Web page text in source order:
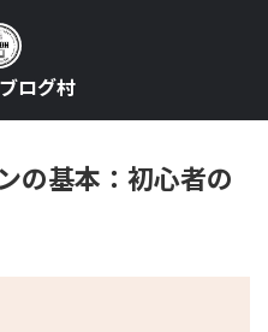
ログ村
の基本：初心者の